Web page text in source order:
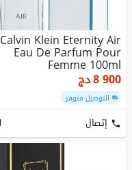
Calvin Klein Eternity Air
Eau De Parfum Pour
Femme 100ml
8 900دج
التوصيل متوفر
إتصال